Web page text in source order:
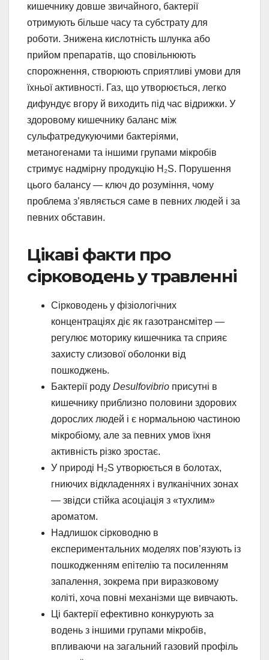
кишечнику довше звичайного, бактерії
отримують більше часу та субстрату для
роботи. Знижена кислотність шлунка або
прийом препаратів, що сповільнюють
спорожнення, створюють сприятливі умови для
їхньої активності. Газ, що утворюється, легко
дифундує вгору й виходить під час відрижки. У
здоровому кишечнику баланс між
сульфатредукуючими бактеріями,
метаногенами та іншими групами мікробів
стримує надмірну продукцію H₂S. Порушення
цього балансу — ключ до розуміння, чому
проблема з’являється саме в певних людей і за
певних обставин.
Цікаві факти про
сірководень у травленні
Сірководень у фізіологічних
концентраціях діє як газотрансмітер —
регулює моторику кишечника та сприяє
захисту слизової оболонки від
пошкоджень.
Бактерії роду Desulfovibrio присутні в
кишечнику приблизно половини здорових
дорослих людей і є нормальною частиною
мікробіому, але за певних умов їхня
активність різко зростає.
У природі H₂S утворюється в болотах,
гниючих відкладеннях і вулканічних зонах
— звідси стійка асоціація з «тухлим»
ароматом.
Надлишок сірководню в
експериментальних моделях пов’язують із
пошкодженням епітелію та посиленням
запалення, зокрема при виразковому
коліті, хоча повні механізми ще вивчають.
Ці бактерії ефективно конкурують за
водень з іншими групами мікробів,
впливаючи на загальний газовий профіль